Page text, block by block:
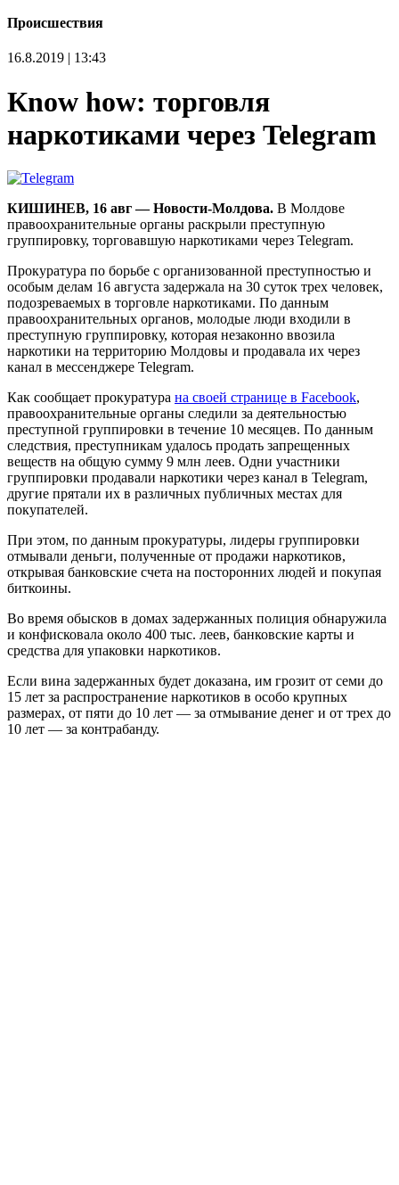
Происшествия
16.8.2019 | 13:43
Кnow how: торговля
наркотиками через Telegram
КИШИНЕВ, 16 авг — Новости-Молдова. В Молдове
правоохранительные органы раскрыли преступную
группировку, торговавшую наркотиками через Telegram.
Прокуратура по борьбе с организованной преступностью и
особым делам 16 августа задержала на 30 суток трех человек,
подозреваемых в торговле наркотиками. По данным
правоохранительных органов, молодые люди входили в
преступную группировку, которая незаконно ввозила
наркотики на территорию Молдовы и продавала их через
канал в мессенджере Telegram.
Как сообщает прокуратура на своей странице в Facebook,
правоохранительные органы следили за деятельностью
преступной группировки в течение 10 месяцев. По данным
следствия, преступникам удалось продать запрещенных
веществ на общую сумму 9 млн леев. Одни участники
группировки продавали наркотики через канал в Telegram,
другие прятали их в различных публичных местах для
покупателей.
При этом, по данным прокуратуры, лидеры группировки
отмывали деньги, полученные от продажи наркотиков,
открывая банковские счета на посторонних людей и покупая
биткоины.
Во время обысков в домах задержанных полиция обнаружила
и конфисковала около 400 тыс. леев, банковские карты и
средства для упаковки наркотиков.
Если вина задержанных будет доказана, им грозит от семи до
15 лет за распространение наркотиков в особо крупных
размерах, от пяти до 10 лет — за отмывание денег и от трех до
10 лет — за контрабанду.